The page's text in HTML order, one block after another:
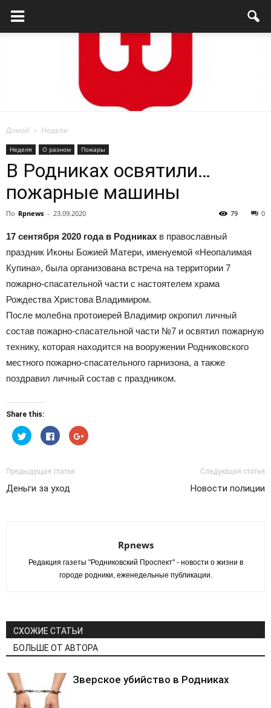
проспект
Официальный
Домой Неделя
Неделя О разном Пожары
В Родниках освятили…
пожарные машины
По Rpnews - 23.09.2020 0
79
17 сентября 2020 года в Родниках в православный
праздник Иконы Божией Матери, именуемой «Неопалимая
Купина», была организована встреча на территории 7
пожарно-спасательной части с настоятелем храма
Рождества Христова Владимиром.
После молебна протоиерей Владимир окропил личный
состав пожарно-спасательной части №7 и освятил пожарную
технику, которая находится на вооружении Родниковского
местного пожарно-спасательного гарнизона, а также
поздравил личный состав с праздником.
Share this:
Нажмите,
чтобы
поделиться
(Открывается
в
новом
окне)
Нажмите
здесь,
чтобы
на
Facebook.
(Открывается
в
Нажмите,
чтобы
Предыдущая статья
Деньги за уход
Следующая статья
Новости полиции
Rpnews
Редакция газеты "Родниковский Проспект" - новости о жизни в
городе родники, еженедельные публикации.
СХОЖИЕ СТАТЬИ
БОЛЬШЕ ОТ АВТОРА
Зверское убийство в Родниках